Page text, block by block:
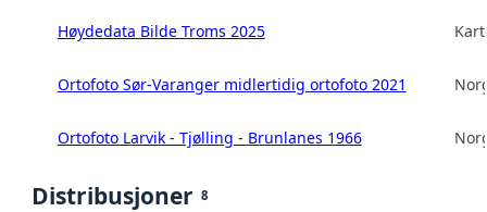
Høydedata Bilde Troms 2025
Ortofoto Sør-Varanger midlertidig ortofoto 2021
Ortofoto Larvik - Tjølling - Brunlanes 1966
Distribusjoner 8